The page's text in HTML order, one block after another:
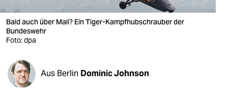
verlag
veranstaltungen
fragen & hilfe
Bald auch über Mali? Ein Tiger-Kampfhubschrauber der
Bundeswehr
Foto: dpa
Aus Berlin Dominic Johnson